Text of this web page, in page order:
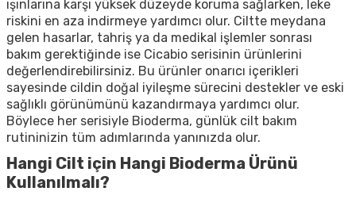
ışınlarına karşı yüksek düzeyde koruma sağlarken, leke
riskini en aza indirmeye yardımcı olur. Ciltte meydana
gelen hasarlar, tahriş ya da medikal işlemler sonrası
bakım gerektiğinde ise Cicabio serisinin ürünlerini
değerlendirebilirsiniz. Bu ürünler onarıcı içerikleri
sayesinde cildin doğal iyileşme sürecini destekler ve eski
sağlıklı görünümünü kazandırmaya yardımcı olur.
Böylece her serisiyle Bioderma, günlük cilt bakım
rutininizin tüm adımlarında yanınızda olur.
Hangi Cilt için Hangi Bioderma Ürünü
Kullanılmalı?